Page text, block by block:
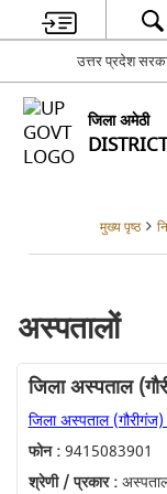
उत्तर प्रदेश
जिला अमेठी
मुख्य पृष्ठ
अस्पतालों
जिला अस्पताल
जिला अस्पताल
फोन :9415083901
श्रेणी / प्रकार :